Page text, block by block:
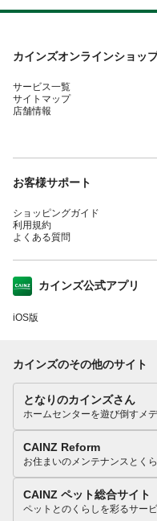
カインズオンラインショッ
サービス一覧
サイトマップ
店舗情報
お客様サポート
ショッピングガイド
利用規約
よくある質問
カインズ公式アプリ
iOS版
カインズのその他のサイト
となりのカインズさん
ホームセンターを遊び倒すメ
CAINZ Reform
お住まいのメンテナンスとく
CAINZ ペット総合サイト
ペットとのくらしを彩るサー